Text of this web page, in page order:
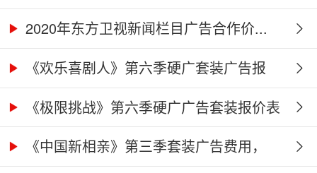
卫...2020年东方卫视新闻栏目广告合作价...
《欢乐喜剧人》第六季硬广套装广告报
价...《极限挑战》第六季硬广广告套装报价表
《中国新相亲》第三季套装广告费用，